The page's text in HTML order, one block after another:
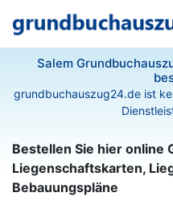
Salem
grundbuchauszug24.de ist
Bestellen Sie hier online
Liegenschaftskarten,
Bebauungspläne